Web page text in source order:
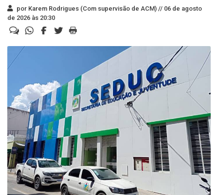
por Karem Rodrigues (Com supervisão de ACM) // 06 de agosto
de 2026 às 20:30